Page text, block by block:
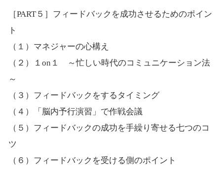
［PART５］フィードバックを成功させるためのポイン
ト
（１）マネジャーの心構え
（２）１on１ ～忙しい時代のコミュニケーション法
～
（３）フィードバックをするタイミング
（４）「脳内予行演習」で作戦会議
（５）フィードバックの成功を手繰り寄せる七つのコ
ツ
（６）フィードバックを受ける側のポイント